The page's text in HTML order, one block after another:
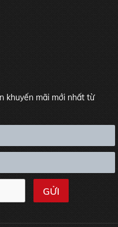
khuyến mãi mới nhất từ